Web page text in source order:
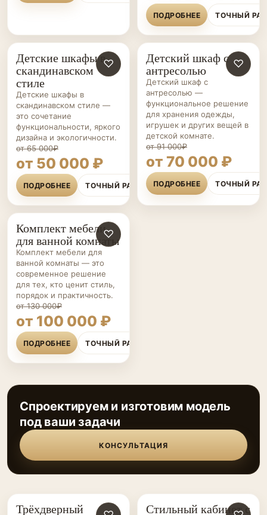
ПОДРОБНЕЕ ТОЧНЫЙ
МЕБЕЛЬ ДЛЯ
ДЕТСКОЙ НА ЗАКАЗ
♡
Детские шкафы в
скандинавском
стиле
Детские шкафы в
скандинавском стиле —
это сочетание
функциональности, яркого
дизайна и экологичности.
от 65 000₽
от 50 000 ₽
ПОДРОБНЕЕ ТОЧНЫЙ РАСЧЁТ
МЕБЕЛЬ ДЛЯ
ДЕТСКОЙ НА ЗАКАЗ
♡
Детский шкаф с
антресолью
Детский шкаф с
антресолью —
функциональное решение
для хранения одежды,
игрушек и других вещей в
детской комнате.
от 91 000₽
от 70 000 ₽
ПОДРОБНЕЕ ТОЧНЫЙ
МЕБЕЛЬ ДЛЯ
ВАННОЙ НА ЗАКАЗ
♡
Комплект мебели
для ванной комнаты
Комплект мебели для
ванной комнаты — это
современное решение
для тех, кто ценит стиль,
порядок и практичность.
от 130 000₽
от 100 000 ₽
ПОДРОБНЕЕ ТОЧНЫЙ РАСЧЁТ
Спроектируем и изготовим модель
под ваши задачи
КОНСУЛЬТАЦИЯ
ШКАФЫ-
Трёхдверный
МЕБЕЛЬ ДЛЯ
Стильный кабинет с